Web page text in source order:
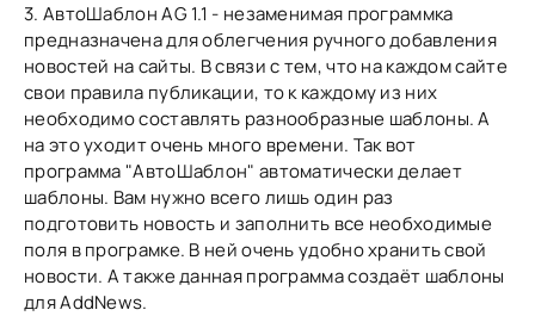
3. АвтоШаблон AG 1.1 - незаменимая программка
предназначена для облегчения ручного добавления
новостей на сайты. В связи с тем, что на каждом сайте
свои правила публикации, то к каждому из них
необходимо составлять разнообразные шаблоны. А
на это уходит очень много времени. Так вот
программа "АвтоШаблон" автоматически делает
шаблоны. Вам нужно всего лишь один раз
подготовить новость и заполнить все необходимые
поля в програмке. В ней очень удобно хранить свой
новости. А также данная программа создаёт шаблоны
для AddNews.